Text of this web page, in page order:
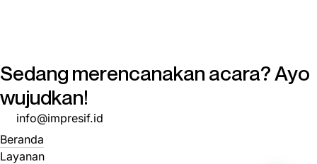
Sedang merencanakan acara? Ayo
wujudkan!
info@impresif.id
Beranda
Layanan